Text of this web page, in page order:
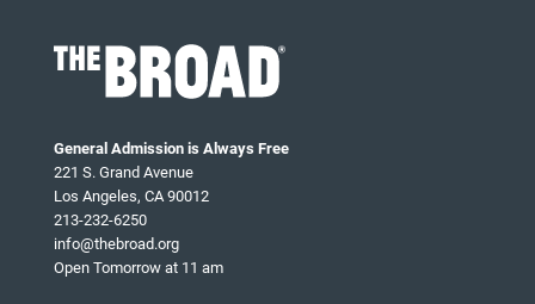
General Admission is Always Free
221 S. Grand Avenue
Los Angeles, CA 90012
213-232-6250
info@thebroad.org
Open Tomorrow at 11 am